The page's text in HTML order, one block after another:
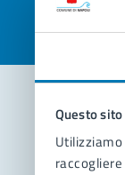
Questo